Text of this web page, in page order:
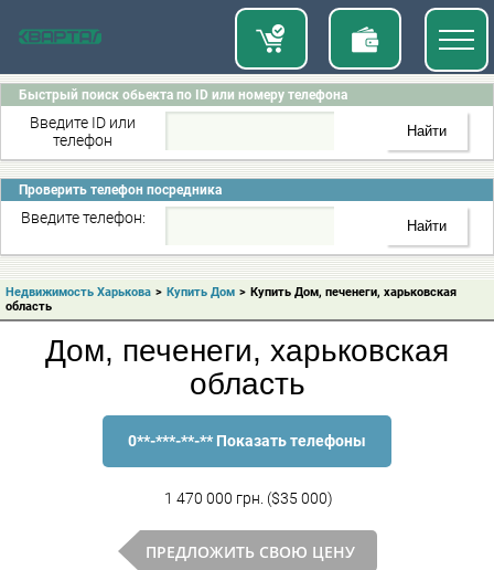
Быстрый поиск обьекта по ID или номеру телефона
Введите ID или
телефон
Проверить телефон посредника
Введите телефон:
Недвижимость Харькова > Купить Дом > Купить Дом, печенеги, харьковская
область
Дом, печенеги, харьковская
область
0**-***-**-** Показать телефоны
1 470 000 грн. ($35 000)
ПРЕДЛОЖИТЬ СВОЮ ЦЕНУ